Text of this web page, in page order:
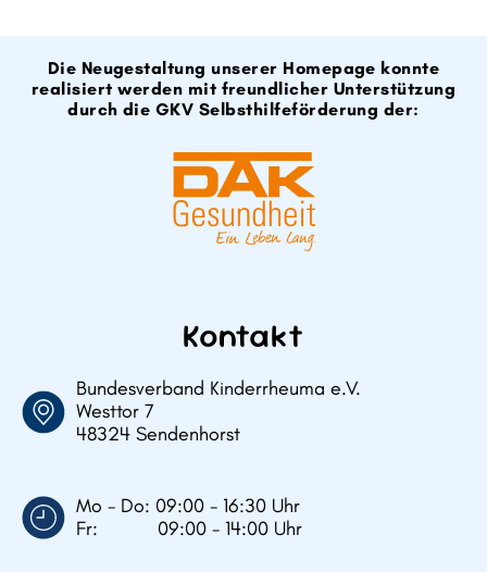
Kontakt
Bundesverband Kinderrheuma e.V.
Westtor 7
48324 Sendenhorst
Mo - Do: 09:00 - 16:30 Uhr
Fr: 09:00 - 14:00 Uhr
Die Neugestaltung unserer Homepage konnte
realisiert werden mit freundlicher Unterstützung
durch die GKV Selbsthilfeförderung der: